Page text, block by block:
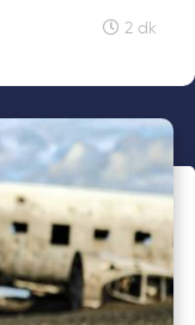
röportaj yaptım.2 dk